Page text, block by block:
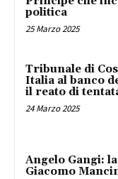
politica
25 Marzo 2025
Tribunale di
Italia al banco
il reato di
24 Marzo 2025
Angelo Gangi:
Giacomo